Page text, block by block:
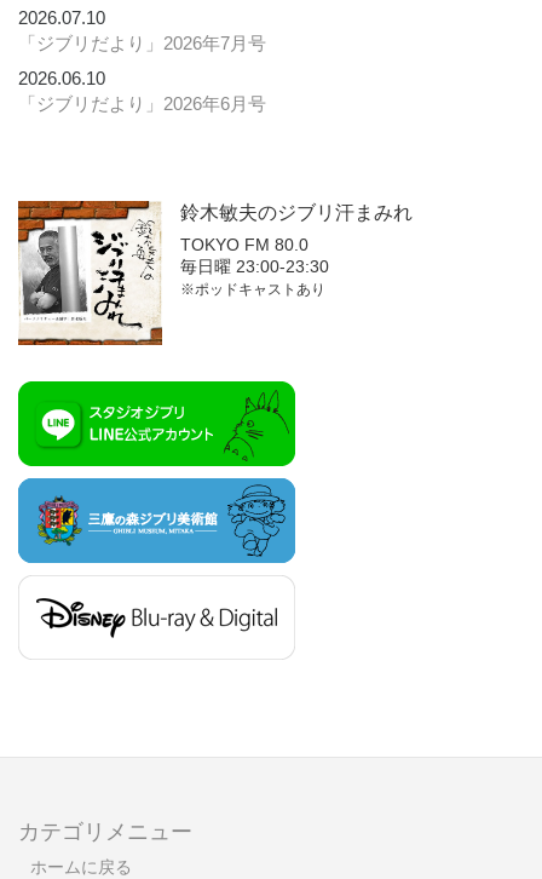
2026.07.10
「ジブリだより」2026年7月号
2026.06.10
「ジブリだより」2026年6月号
鈴木敏夫のジブリ汗まみれ
TOKYO FM 80.0
毎日曜 23:00-23:30
※ポッドキャストあり
カテゴリメニュー
ホームに戻る